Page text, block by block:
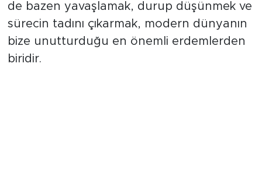
de bazen yavaşlamak, durup düşünmek ve
sürecin tadını çıkarmak, modern dünyanın
bize unutturduğu en önemli erdemlerden
biridir.